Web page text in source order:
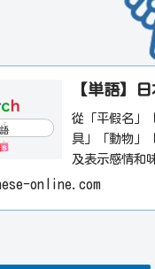
【単語】
從「平假名」
具」「動物」
及表示感情和
每個單字都附
online.com